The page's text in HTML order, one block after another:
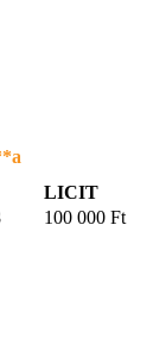
LICIT
100 000 Ft